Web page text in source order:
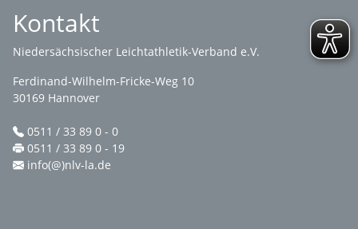
Kontakt
Niedersächsischer Leichtathletik-Verband e.V.
Ferdinand-Wilhelm-Fricke-Weg 10
30169 Hannover
0511 / 33 89 0 - 0
0511 / 33 89 0 - 19
info(@)nlv-la.de